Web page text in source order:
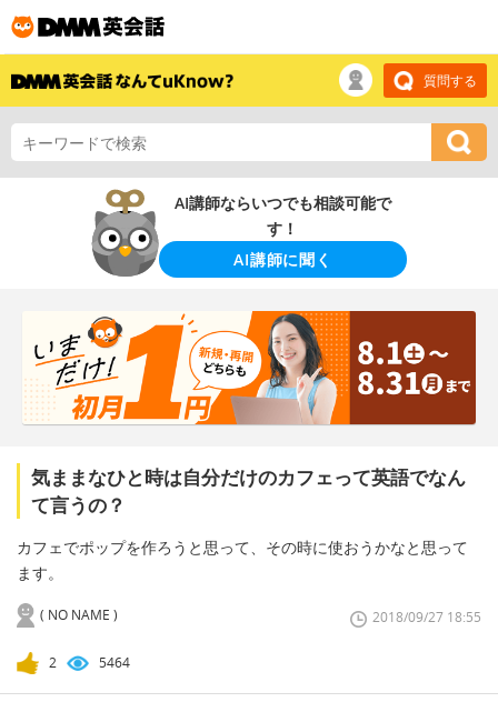
質問する
AI講師ならいつでも相談可能で
す！
AI講師に聞く
気ままなひと時は自分だけのカフェって英語でなん
て言うの？
カフェでポップを作ろうと思って、その時に使おうかなと思って
ます。
( NO NAME ) 2018/09/27 18:55
2 5464